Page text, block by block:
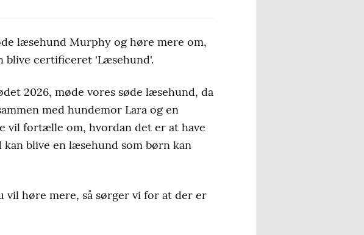
læsehund Murphy og høre mere om,
blive certificeret 'Læsehund'.
2026, møde vores søde læsehund, da
med hundemor Lara og en
vil fortælle om, hvordan det er at have
blive en læsehund som børn kan
vil høre mere, så sørger vi for at der er